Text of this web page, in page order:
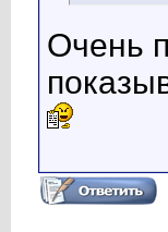
Очень